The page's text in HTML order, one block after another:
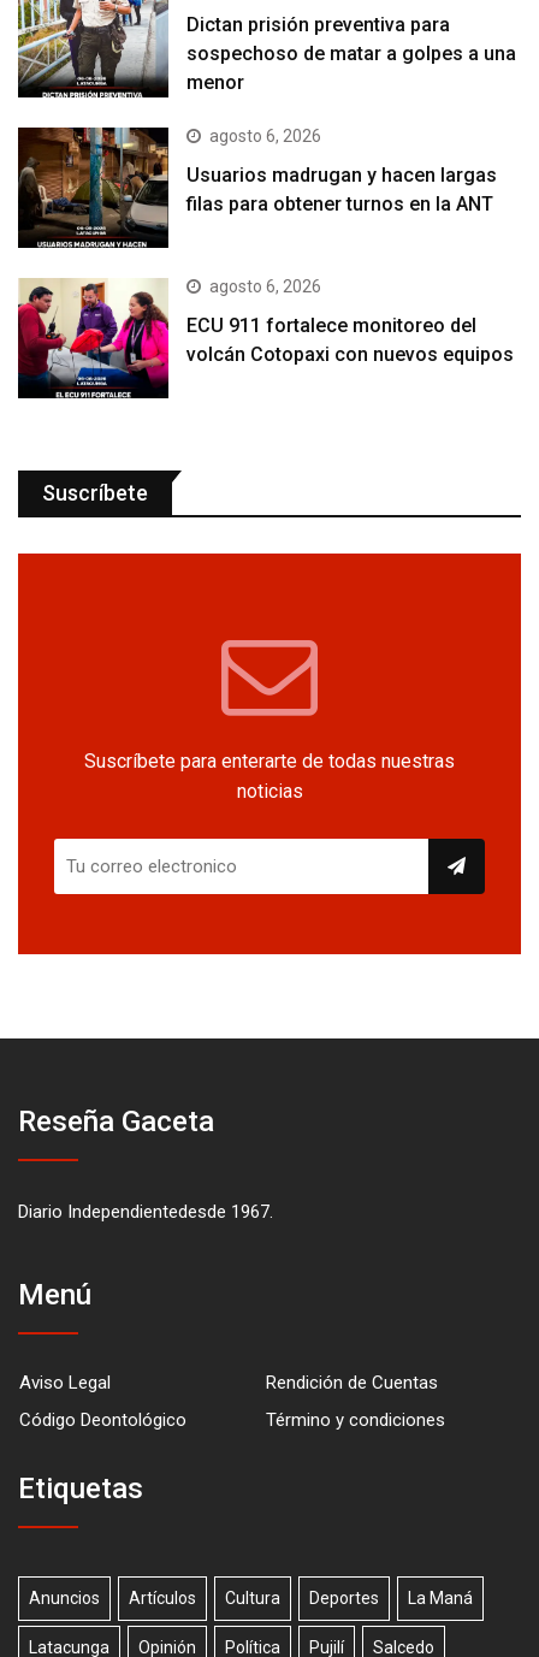
Dictan prisión preventiva para
sospechoso de matar a golpes a una
menor
agosto 6, 2026
Usuarios madrugan y hacen largas
filas para obtener turnos en la ANT
agosto 6, 2026
ECU 911 fortalece monitoreo del
volcán Cotopaxi con nuevos equipos
Suscríbete
Suscríbete para enterarte de todas nuestras
noticias
Reseña Gaceta
Diario Independientedesde 1967.
Menú
Aviso Legal
Rendición de Cuentas
Código Deontológico
Término y condiciones
Etiquetas
Anuncios Artículos Cultura Deportes La Maná
Latacunga Opinión Política Pujilí Salcedo